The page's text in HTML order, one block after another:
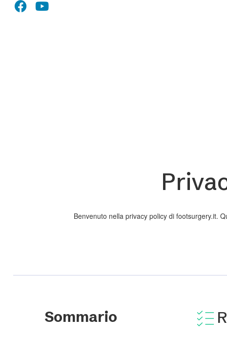
Benvenuto nella privacy policy di footsurgery.it.
Sommario